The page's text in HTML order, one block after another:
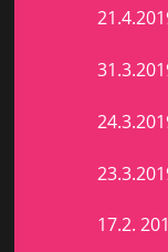
17.2.